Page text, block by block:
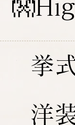
挙
洋